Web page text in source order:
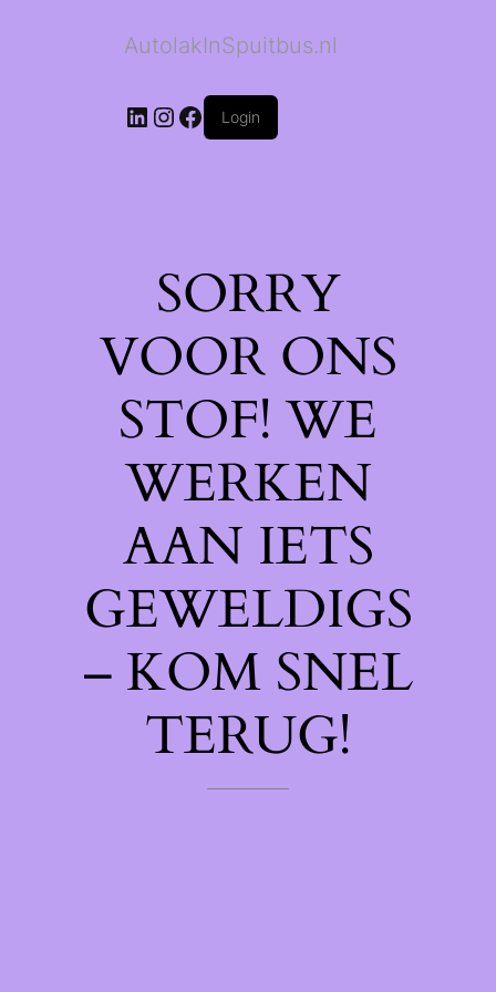
AutolakInSpuitbus.nl
LinkedIn
Instagram
Facebook
Login
SORRY
VOOR ONS
STOF! WE
WERKEN
AAN IETS
GEWELDIGS
– KOM SNEL
TERUG!